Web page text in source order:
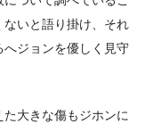
ないと語り掛け、それ
ジョンを優しく見守
大きな傷もジホンに